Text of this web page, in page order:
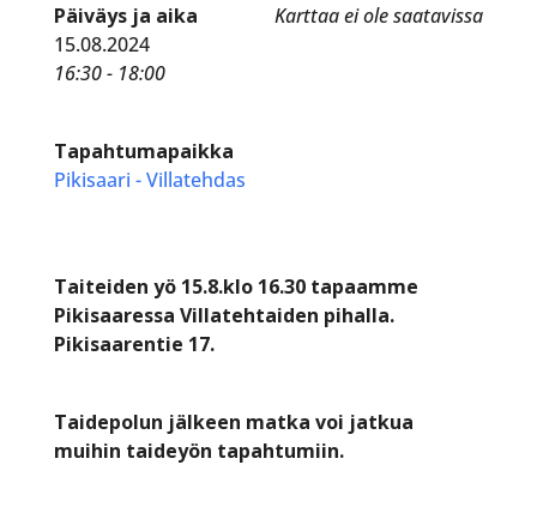
Karttaa ei ole saatavissa
Päiväys ja aika
15.08.2024
16:30 - 18:00
Tapahtumapaikka
Pikisaari - Villatehdas
Taiteiden yö 15.8.klo 16.30 tapaamme
Pikisaaressa Villatehtaiden pihalla.
Pikisaarentie 17.
Taidepolun jälkeen matka voi jatkua
muihin taideyön tapahtumiin.